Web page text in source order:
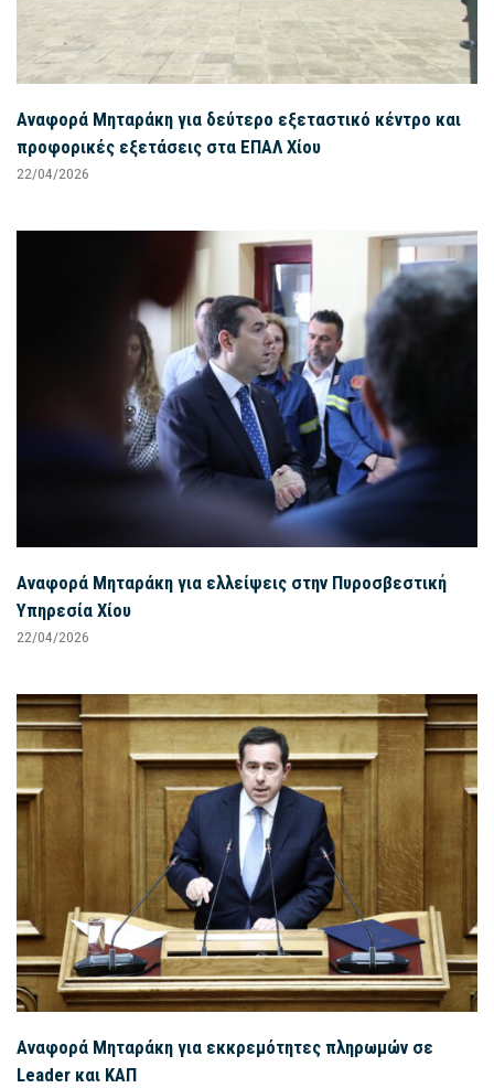
Αναφορά Μηταράκη για δεύτερο εξεταστικό κέντρο και
προφορικές εξετάσεις στα ΕΠΑΛ Χίου
22/04/2026
Αναφορά Μηταράκη για ελλείψεις στην Πυροσβεστική
Υπηρεσία Χίου
22/04/2026
Αναφορά Μηταράκη για εκκρεμότητες πληρωμών σε
Leader και ΚΑΠ